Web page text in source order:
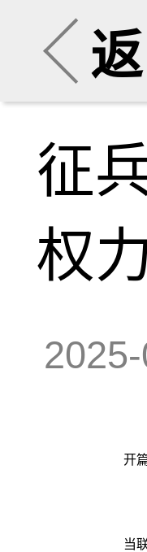
征
权
开
当